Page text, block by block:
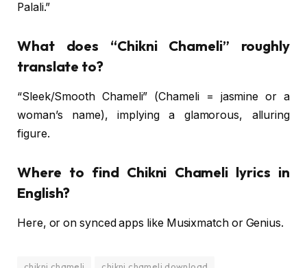
Palali.”
What does “Chikni Chameli” roughly
translate to?
“Sleek/Smooth Chameli” (Chameli = jasmine or a
woman’s name), implying a glamorous, alluring
figure.
Where to find Chikni Chameli lyrics in
English?
Here, or on synced apps like Musixmatch or Genius.